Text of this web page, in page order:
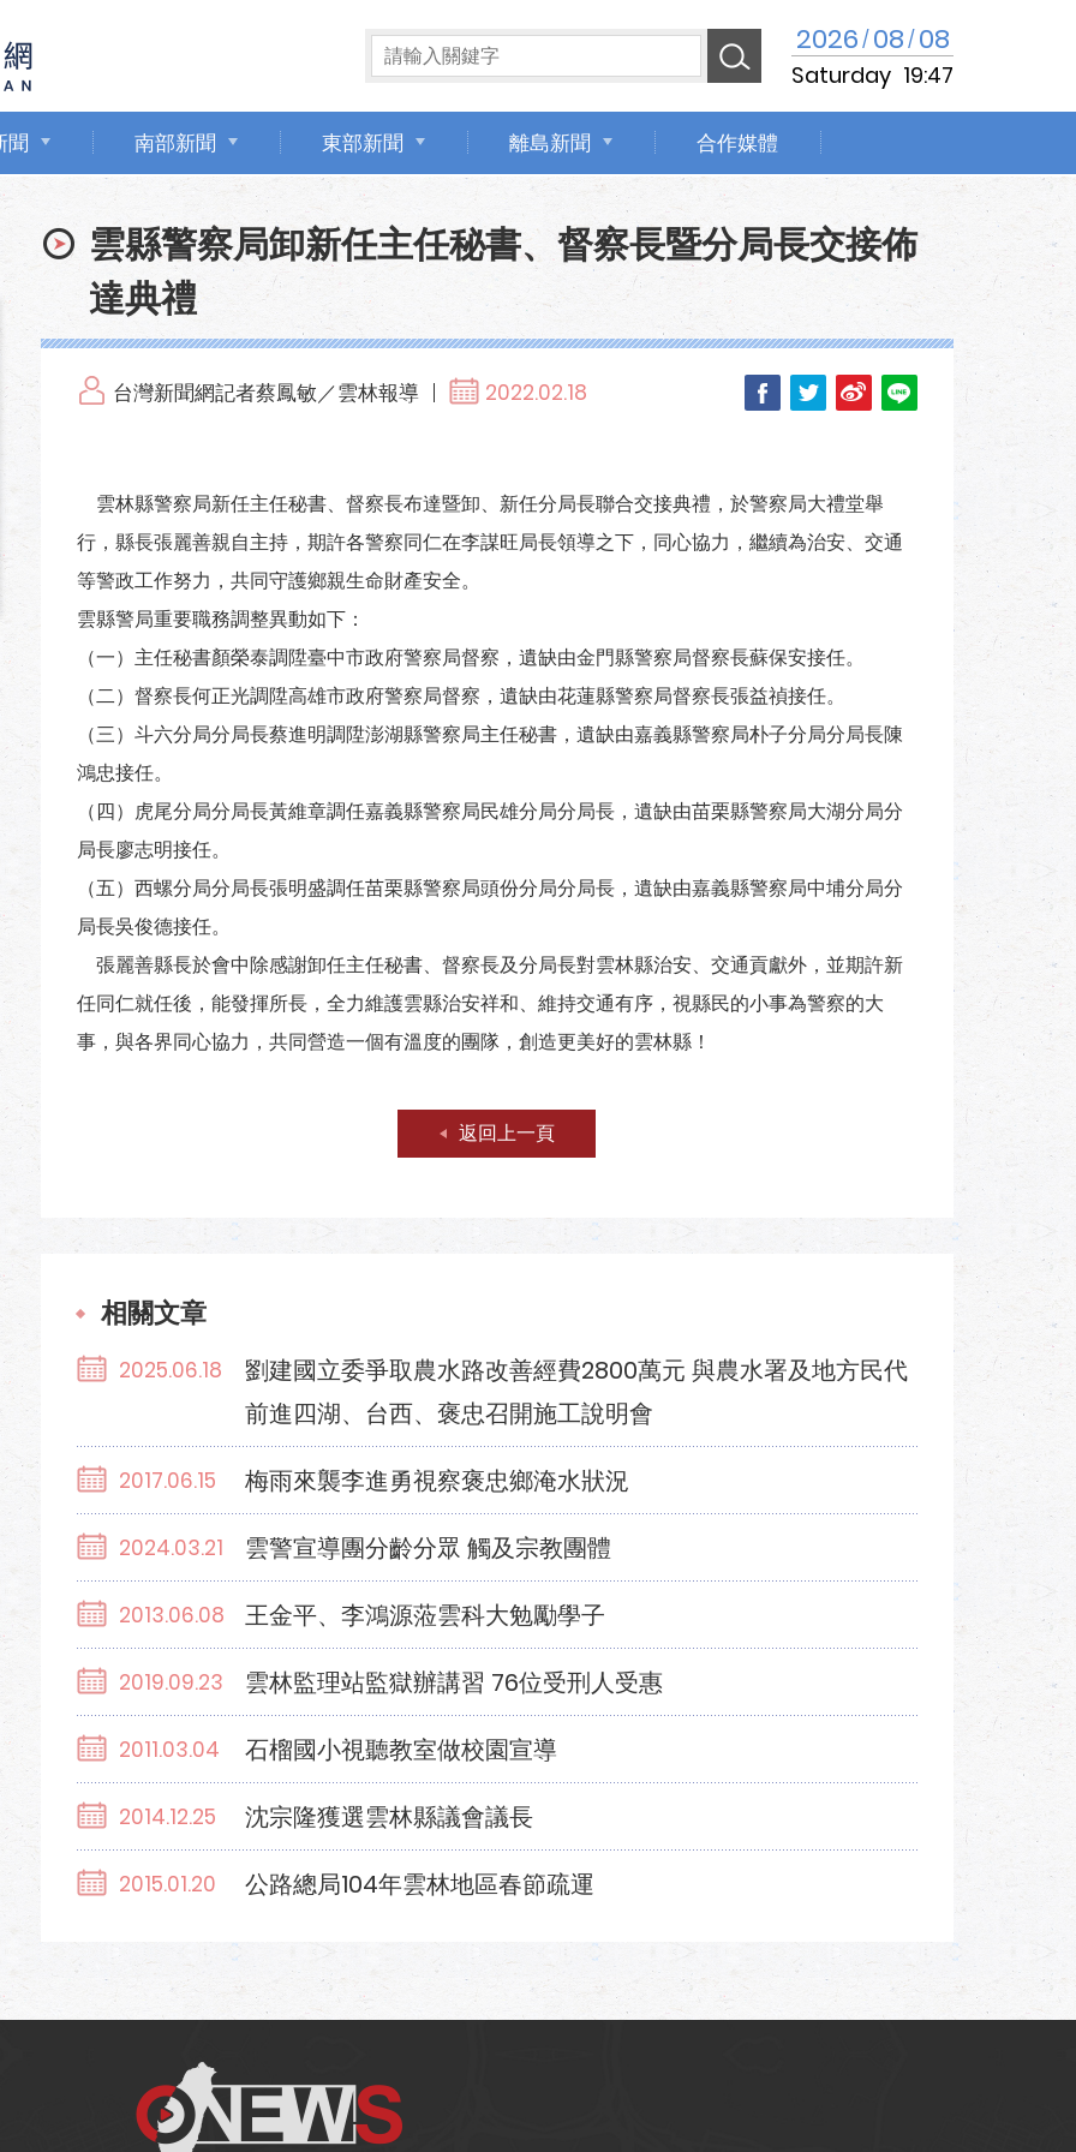
2026/ 08/ 08
Saturday 19:47
聞 南部新聞 東部新聞 離島新聞 合作媒體
雲縣警察局卸新任主任秘書、督察長暨分局長交接佈
達典禮
台灣新聞網記者蔡鳳敏／雲林報導 2022.02.18
雲林縣警察局新任主任秘書、督察長布達暨卸、新任分局長聯合交接典禮，於警察局大禮堂舉
行，縣長張麗善親自主持，期許各警察同仁在李謀旺局長領導之下，同心協力，繼續為治安、交通
等警政工作努力，共同守護鄉親生命財產安全。
雲縣警局重要職務調整異動如下：
（一）主任秘書顏榮泰調陞臺中市政府警察局督察，遺缺由金門縣警察局督察長蘇保安接任。
（二）督察長何正光調陞高雄市政府警察局督察，遺缺由花蓮縣警察局督察長張益禎接任。
（三）斗六分局分局長蔡進明調陞澎湖縣警察局主任秘書，遺缺由嘉義縣警察局朴子分局分局長陳
鴻忠接任。
（四）虎尾分局分局長黃維章調任嘉義縣警察局民雄分局分局長，遺缺由苗栗縣警察局大湖分局分
局長廖志明接任。
（五）西螺分局分局長張明盛調任苗栗縣警察局頭份分局分局長，遺缺由嘉義縣警察局中埔分局分
局長吳俊德接任。
張麗善縣長於會中除感謝卸任主任秘書、督察長及分局長對雲林縣治安、交通貢獻外，並期許新
任同仁就任後，能發揮所長，全力維護雲縣治安祥和、維持交通有序，視縣民的小事為警察的大
事，與各界同心協力，共同營造一個有溫度的團隊，創造更美好的雲林縣！
返回上一頁
相關文章
2025.06.18
劉建國立委爭取農水路改善經費2800萬元 與農水署及地方民代
前進四湖、台西、褒忠召開施工說明會
2017.06.15 梅雨來襲李進勇視察褒忠鄉淹水狀況
2024.03.21 雲警宣導團分齡分眾 觸及宗教團體
2013.06.08 王金平、李鴻源蒞雲科大勉勵學子
2019.09.23 雲林監理站監獄辦講習 76位受刑人受惠
2011.03.04 石榴國小視聽教室做校園宣導
2014.12.25 沈宗隆獲選雲林縣議會議長
2015.01.20 公路總局104年雲林地區春節疏運